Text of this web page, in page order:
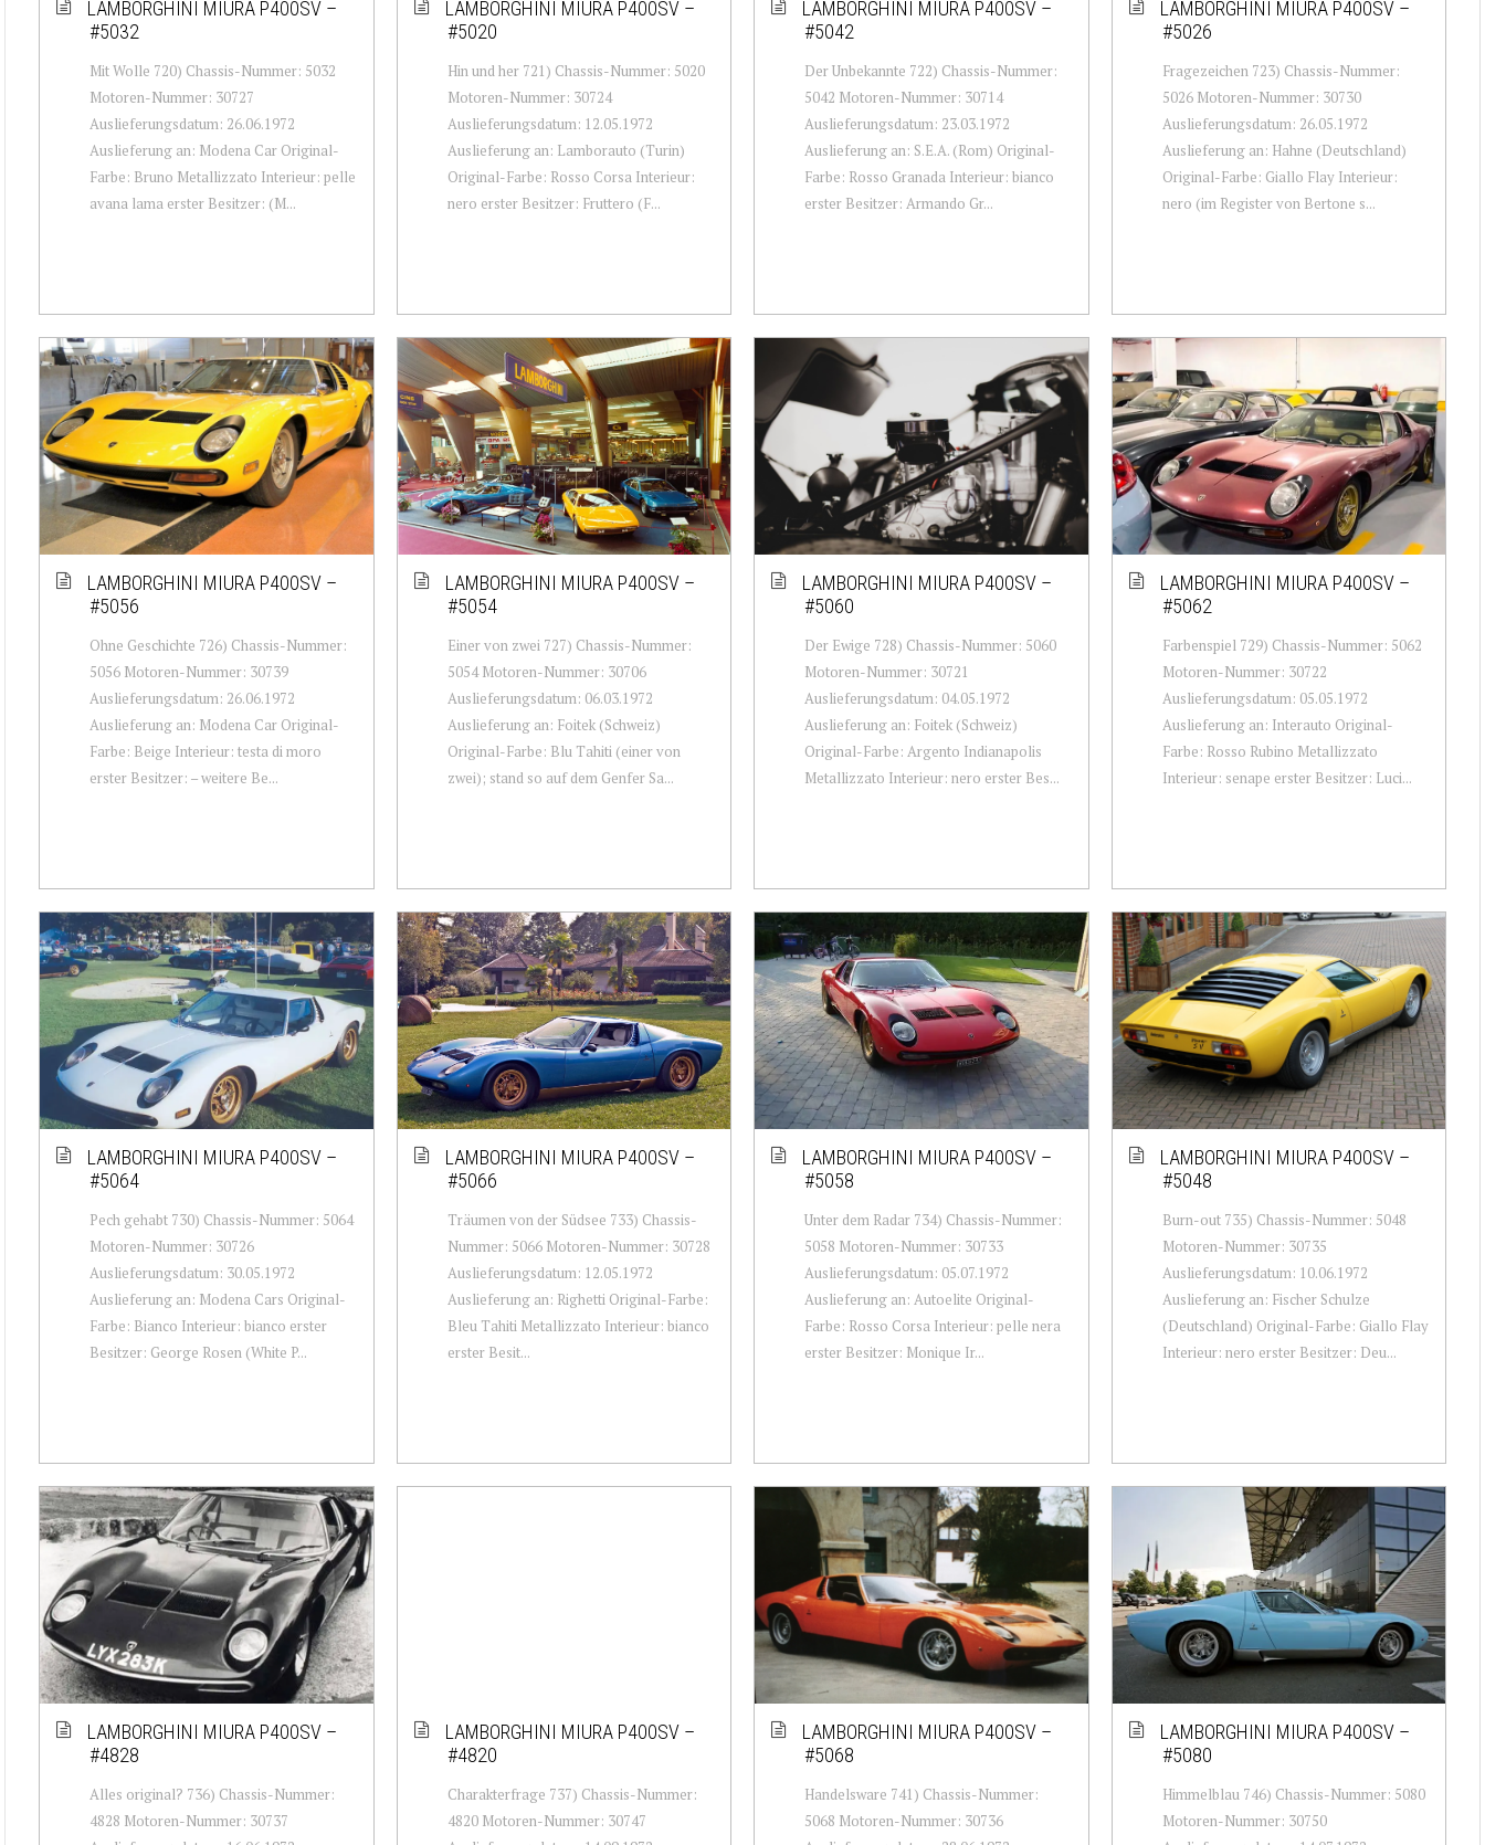
LAMBORGHINI MIURA P400SV –
#5032
Mit Wolle 720) Chassis-Nummer: 5032
Motoren-Nummer: 30727
Auslieferungsdatum: 26.06.1972
Auslieferung an: Modena Car Original-
Farbe: Bruno Metallizzato Interieur: pelle
avana lama erster Besitzer: (M...
LAMBORGHINI MIURA P400SV –
#5020
Hin und her 721) Chassis-Nummer: 5020
Motoren-Nummer: 30724
Auslieferungsdatum: 12.05.1972
Auslieferung an: Lamborauto (Turin)
Original-Farbe: Rosso Corsa Interieur:
nero erster Besitzer: Fruttero (F...
LAMBORGHINI MIURA P400SV –
#5042
Der Unbekannte 722) Chassis-Nummer:
5042 Motoren-Nummer: 30714
Auslieferungsdatum: 23.03.1972
Auslieferung an: S.E.A. (Rom) Original-
Farbe: Rosso Granada Interieur: bianco
erster Besitzer: Armando Gr...
LAMBORGHINI MIURA P400SV –
#5026
Fragezeichen 723) Chassis-Nummer:
5026 Motoren-Nummer: 30730
Auslieferungsdatum: 26.05.1972
Auslieferung an: Hahne (Deutschland)
Original-Farbe: Giallo Flay Interieur:
nero (im Register von Bertone s...
LAMBORGHINI MIURA P400SV –
#5056
Ohne Geschichte 726) Chassis-Nummer:
5056 Motoren-Nummer: 30739
Auslieferungsdatum: 26.06.1972
Auslieferung an: Modena Car Original-
Farbe: Beige Interieur: testa di moro
erster Besitzer: – weitere Be...
LAMBORGHINI MIURA P400SV –
#5054
Einer von zwei 727) Chassis-Nummer:
5054 Motoren-Nummer: 30706
Auslieferungsdatum: 06.03.1972
Auslieferung an: Foitek (Schweiz)
Original-Farbe: Blu Tahiti (einer von
zwei); stand so auf dem Genfer Sa...
LAMBORGHINI MIURA P400SV –
#5060
Der Ewige 728) Chassis-Nummer: 5060
Motoren-Nummer: 30721
Auslieferungsdatum: 04.05.1972
Auslieferung an: Foitek (Schweiz)
Original-Farbe: Argento Indianapolis
Metallizzato Interieur: nero erster Bes...
LAMBORGHINI MIURA P400SV –
#5062
Farbenspiel 729) Chassis-Nummer: 5062
Motoren-Nummer: 30722
Auslieferungsdatum: 05.05.1972
Auslieferung an: Interauto Original-
Farbe: Rosso Rubino Metallizzato
Interieur: senape erster Besitzer: Luci...
LAMBORGHINI MIURA P400SV –
#5064
Pech gehabt 730) Chassis-Nummer: 5064
Motoren-Nummer: 30726
Auslieferungsdatum: 30.05.1972
Auslieferung an: Modena Cars Original-
Farbe: Bianco Interieur: bianco erster
Besitzer: George Rosen (White P...
LAMBORGHINI MIURA P400SV –
#5066
Träumen von der Südsee 733) Chassis-
Nummer: 5066 Motoren-Nummer: 30728
Auslieferungsdatum: 12.05.1972
Auslieferung an: Righetti Original-Farbe:
Bleu Tahiti Metallizzato Interieur: bianco
erster Besit...
LAMBORGHINI MIURA P400SV –
#5058
Unter dem Radar 734) Chassis-Nummer:
5058 Motoren-Nummer: 30733
Auslieferungsdatum: 05.07.1972
Auslieferung an: Autoelite Original-
Farbe: Rosso Corsa Interieur: pelle nera
erster Besitzer: Monique Ir...
LAMBORGHINI MIURA P400SV –
#5048
Burn-out 735) Chassis-Nummer: 5048
Motoren-Nummer: 30735
Auslieferungsdatum: 10.06.1972
Auslieferung an: Fischer Schulze
(Deutschland) Original-Farbe: Giallo Flay
Interieur: nero erster Besitzer: Deu...
LAMBORGHINI MIURA P400SV –
#4828
Alles original? 736) Chassis-Nummer:
4828 Motoren-Nummer: 30737
LAMBORGHINI MIURA P400SV –
#4820
Charakterfrage 737) Chassis-Nummer:
4820 Motoren-Nummer: 30747
LAMBORGHINI MIURA P400SV –
#5068
Handelsware 741) Chassis-Nummer:
5068 Motoren-Nummer: 30736
LAMBORGHINI MIURA P400SV –
#5080
Himmelblau 746) Chassis-Nummer: 5080
Motoren-Nummer: 30750